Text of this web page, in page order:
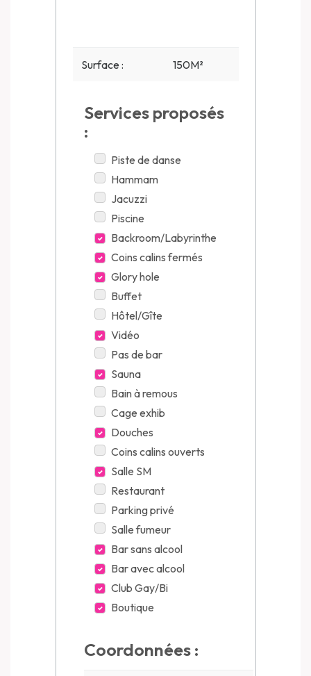
Surface : 150M²
Services proposés
:
Piste de danse
Hammam
Jacuzzi
Piscine
Backroom/Labyrinthe
Coins calins fermés
Glory hole
Buffet
Hôtel/Gîte
Vidéo
Pas de bar
Sauna
Bain à remous
Cage exhib
Douches
Coins calins ouverts
Salle SM
Restaurant
Parking privé
Salle fumeur
Bar sans alcool
Bar avec alcool
Club Gay/Bi
Boutique
Coordonnées :